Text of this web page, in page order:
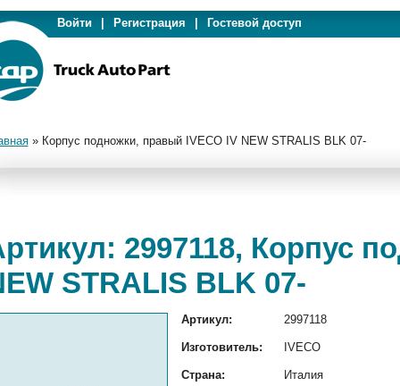
Войти Регистрация Гостевой доступ
» Корпус подножки, правый IVECO IV NEW STRALIS BLK 07-
2997118, Корпус
STRALIS BLK 07-
Артикул: 2997118
Изготовитель: IVECO
Страна: Италия